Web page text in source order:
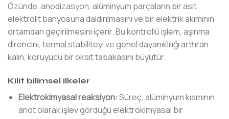
Özünde, anodizasyon, alüminyum parçaların bir asit
elektrolit banyosuna daldırılmasını ve bir elektrik akımının
ortamdan geçirilmesini içerir. Bu kontrollü işlem, aşınma
direncini, termal stabiliteyi ve genel dayanıklılığı arttıran
kalın, koruyucu bir oksit tabakasını büyütür.
Kilit bilimsel ilkeler
Elektrokimyasal reaksiyon:Süreç, alüminyum kısmının
anot olarak işlev gördüğü elektrokimyasal bir